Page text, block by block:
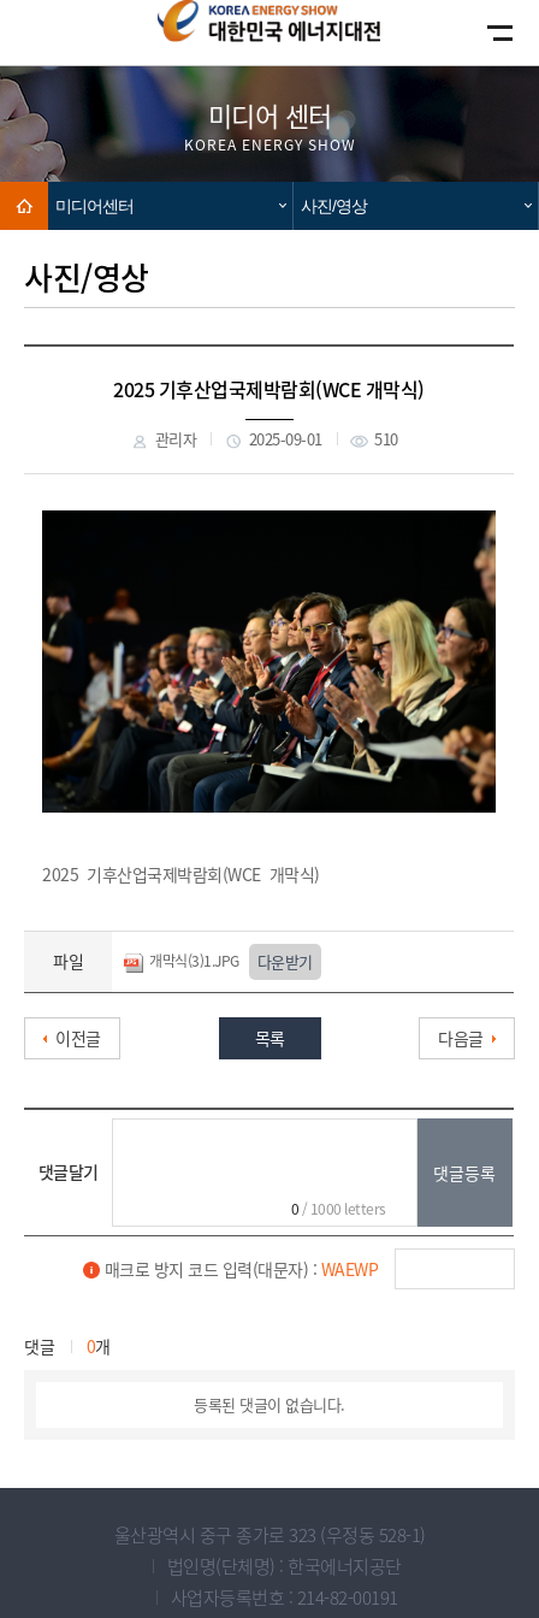
본문으로 가기
주메뉴로 가기
카피라이트로 가기
미디어 센터
KOREA ENERGY SHOW
미디어센터 사진/영상
사진/영상
2025 기후산업국제박람회(WCE 개막식)
관리자 2025-09-01 510
2025 기후산업국제박람회(WCE 개막식)
파일 개막식(3)1.JPG 다운받기
이전글 다음글
목록
댓글달기
0/ 1000 letters
매크로 방지 코드 입력(대문자) : WAEWP
댓글 0개
등록된 댓글이 없습니다.
울산광역시 중구 종가로 323 (우정동 528-1)
법인명(단체명) : 한국에너지공단
사업자등록번호 : 214-82-00191